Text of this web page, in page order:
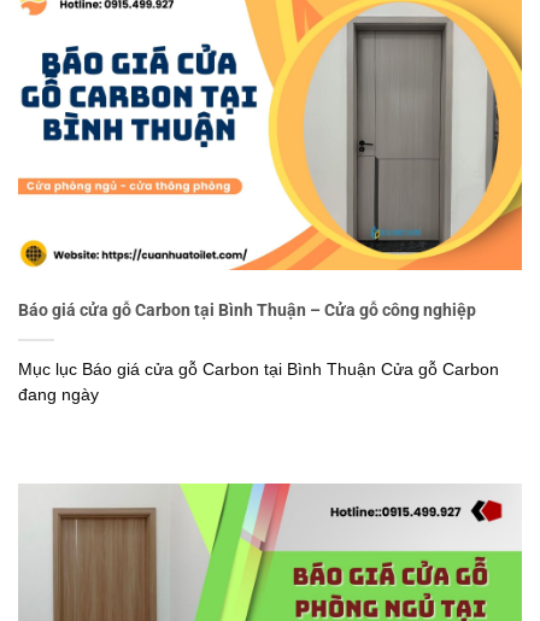
Báo giá cửa gỗ Carbon tại Bình Thuận – Cửa gỗ công nghiệp
Mục lục Báo giá cửa gỗ Carbon tại Bình Thuận Cửa gỗ Carbon
đang ngày